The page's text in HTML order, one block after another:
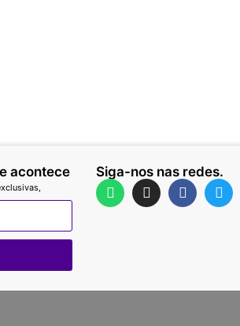
acontece
Siga-nos nas redes.